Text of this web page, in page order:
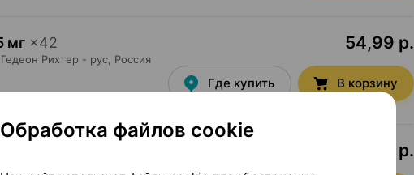
мг ×42
Гедеон Рихтер - рус , Россия
54,99 р.
Где купить В корзину
31,49 — 40,40 р.
Обработка файлов cookie